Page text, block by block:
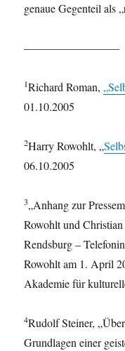
genaue Gegenteil als
–––––––––––––––––
1Richard Roman,
01.10.2005
2Harry Rowohlt, „
06.10.2005
3„Anhang zur
Rowohlt und
Rendsburg –
Rowohlt am 1. April
Akademie für
4Rudolf Steiner,
Grundlagen einer